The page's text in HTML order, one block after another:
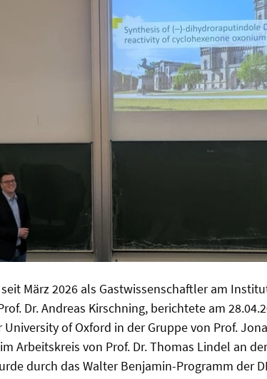
seit März 2026 als Gastwissenschaftler am
Dr. Andreas Kirschning, berichtete am
of Oxford in der Gruppe von Prof.
Arbeitskreis von Prof. Dr. Thomas Lindel an
durch das Walter Benjamin-Programm der